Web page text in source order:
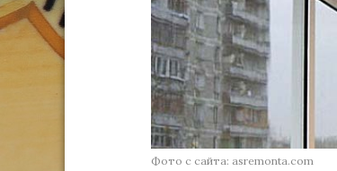
Фото с сайта: asremonta.com